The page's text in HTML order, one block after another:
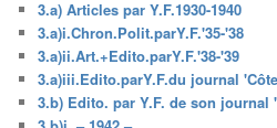
3.a) Articles par Y.F.1930-1940
3.a)i.Chron.Polit.parY.F.'35-'38
3.a)ii.Art.+Edito.parY.F.'38-'39
3.a)iii.Edito.parY.F.du journal
3.b) Edito. par Y.F. de son journal